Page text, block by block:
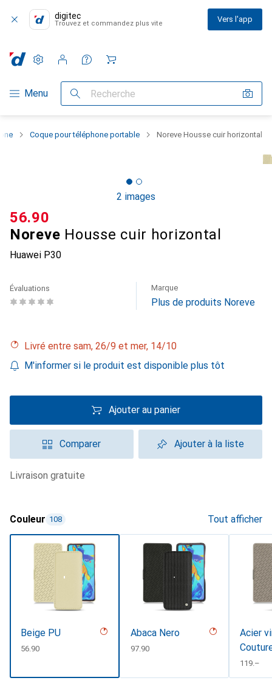
digitec
Trouvez et commandez plus vite Vers l'app
Navigation par catégorie
Menu Recherche
Paramètres
Compte client
Listes de comparaison
Listes d'envies
Panier
Coque pour téléphone portable Noreve Housse cuir horizontal
2 images
Noreve Housse cuir horizontal
Huawei P30
CHF
56.90
Évaluations Marque
Plus de produits Noreve
Livré entre sam, 26/9 et mer, 14/10
M'informer si le produit est disponible plus tôt
Ajouter au panier
Comparer Ajouter à la liste
livraison gratuite
Couleur 108 Tout afficher
Beige PU
CHF
56.90
Abaca Nero
CHF
97.90
Acier
CHF
119.–